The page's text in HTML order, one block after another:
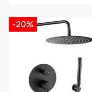
-20%